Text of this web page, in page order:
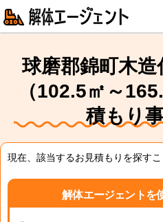
球磨郡錦町木
（102.5㎡～
積もり
現在、該当するお見積もりを探すこ
解体エージェントを